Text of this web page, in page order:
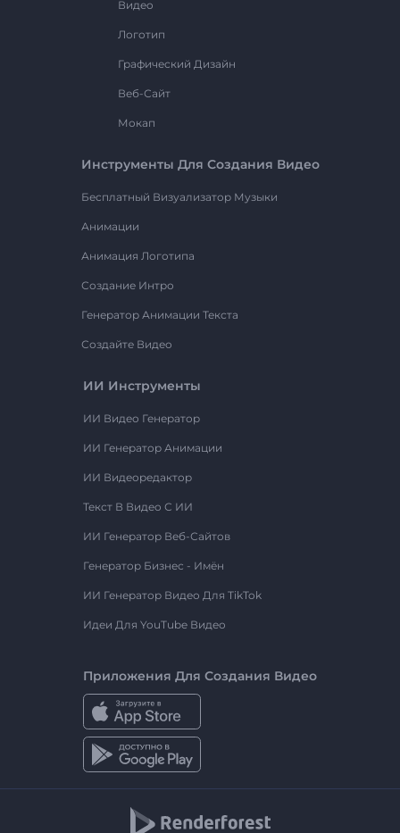
Видео
Логотип
Графический Дизайн
Веб-Сайт
Мокап
Инструменты Для Создания Видео
Бесплатный Визуализатор Музыки
Анимации
Анимация Логотипа
Создание Интро
Генератор Анимации Текста
Создайте Видео
ИИ Инструменты
ИИ Видео Генератор
ИИ Генератор Анимации
ИИ Видеоредактор
Текст В Видео С ИИ
ИИ Генератор Веб-Сайтов
Генератор Бизнес - Имён
ИИ Генератор Видео Для TikTok
Идеи Для YouTube Видео
Приложения Для Создания Видео